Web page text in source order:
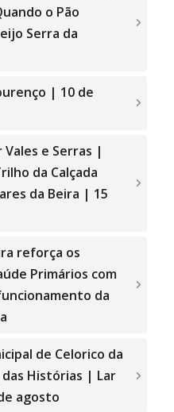
o Pão
Serra da
| 10 de
Vales e Serras |
da Calçada
da Beira | 15
reforça os
Primários com
da
de Celorico da
Histórias | Lar
agosto